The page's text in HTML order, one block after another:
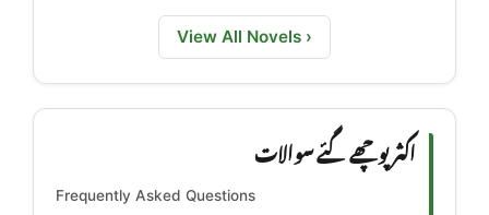
View All Novels ›
اکثر پوچھے گئے سوالات
Frequently Asked Questions